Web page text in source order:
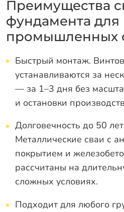
Преимущества
фундамента для
промышленных
Быстрый монтаж.
устанавливаются за
— за 1–3 дня без
и остановки
Долговечность до 50
Металлические сваи с
покрытием и
рассчитаны на
сложных условиях.
Подходит для любого